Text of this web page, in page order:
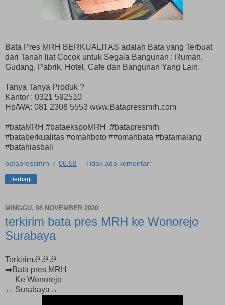
Bata Pres MRH BERKUALITAS adalah Bata yang Terbuat
dari Tanah liat Cocok untuk Segala Bangunan : Rumah,
Gudang, Pabrik, Hotel, Cafe dan Bangunan Yang Lain.
Tanya Tanya Produk ?
Kantor : 0321 592510
Hp/WA: 081 2308 5553 www.Batapressmrh.com
#bataMRH #bataekspoMRH #batapresmrh
#bataberkualitas #omahboto ##omahbata #batamalang
#batahiasbali
batapressmrh di 06.58 Tidak ada komentar:
Berbagi
MINGGU, 08 NOVEMBER 2020
terkirim bata pres MRH ke Wonorejo
Surabaya
Terkirim🎉🎉🎉
➡️Bata pres MRH
Ke Wonorejo
↔️ Surabaya↔️